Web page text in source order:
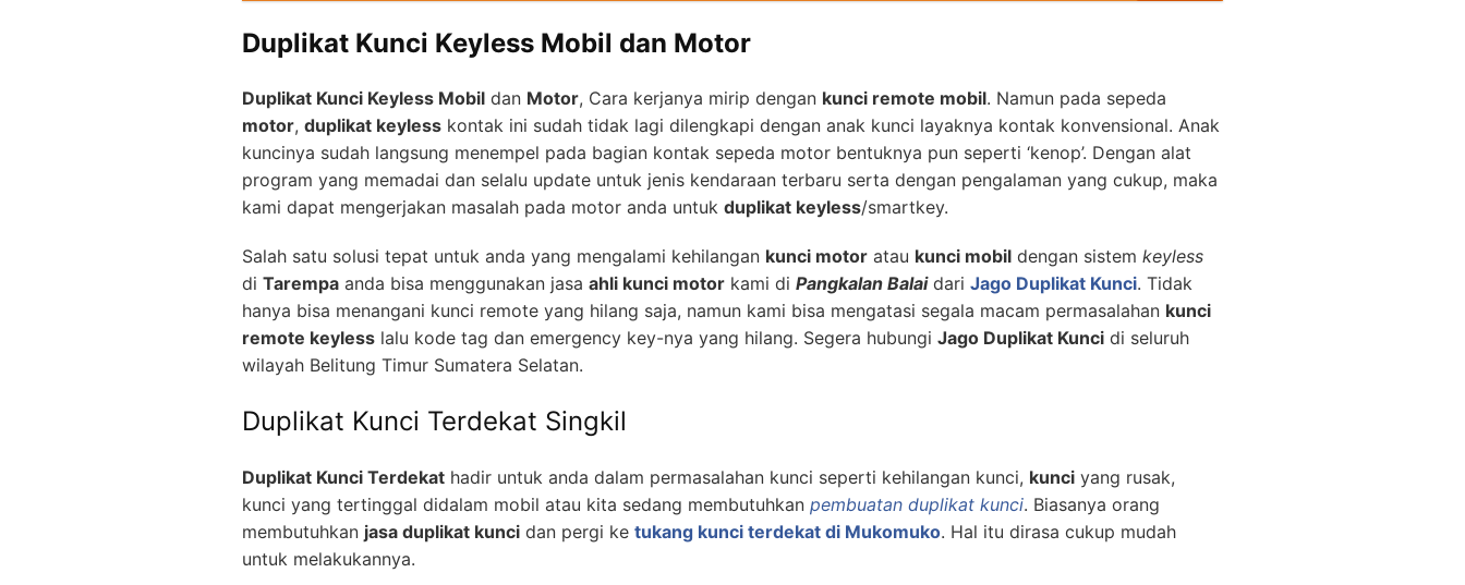
Duplikat Kunci Keyless Mobil dan Motor
Duplikat Kunci Keyless Mobil dan Motor, Cara kerjanya mirip dengan kunci remote mobil. Namun pada sepeda
motor, duplikat keyless kontak ini sudah tidak lagi dilengkapi dengan anak kunci layaknya kontak konvensional. Anak
kuncinya sudah langsung menempel pada bagian kontak sepeda motor bentuknya pun seperti ‘kenop’. Dengan alat
program yang memadai dan selalu update untuk jenis kendaraan terbaru serta dengan pengalaman yang cukup, maka
kami dapat mengerjakan masalah pada motor anda untuk duplikat keyless/smartkey.
Salah satu solusi tepat untuk anda yang mengalami kehilangan kunci motor atau kunci mobil dengan sistem keyless
di Tarempa anda bisa menggunakan jasa ahli kunci motor kami di Pangkalan Balaidari Jago Duplikat Kunci. Tidak
hanya bisa menangani kunci remote yang hilang saja, namun kami bisa mengatasi segala macam permasalahan kunci
remote keyless lalu kode tag dan emergency key-nya yang hilang. Segera hubungi Jago Duplikat Kunci di seluruh
wilayah Belitung Timur Sumatera Selatan.
Duplikat Kunci Terdekat Singkil
Duplikat Kunci Terdekat hadir untuk anda dalam permasalahan kunci seperti kehilangan kunci, kunci yang rusak,
kunci yang tertinggal didalam mobil atau kita sedang membutuhkan pembuatan duplikat kunci. Biasanya orang
membutuhkan jasa duplikat kunci dan pergi ke tukang kunci terdekat di Mukomuko. Hal itu dirasa cukup mudah
untuk melakukannya.